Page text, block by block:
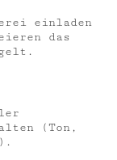
einladen
das
(Ton,